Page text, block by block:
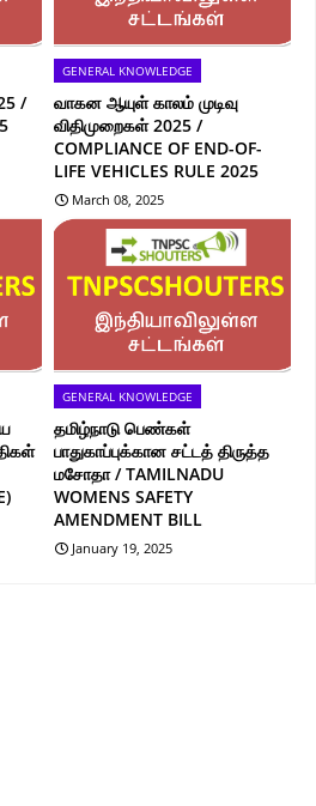
/
GENERAL KNOWLEDGE
வாகன ஆயுள் காலம் முடிவு
விதிமுறைகள் 2025 /
COMPLIANCE OF END-OF-
LIFE VEHICLES RULE 2025
March 08, 2025
GENERAL KNOWLEDGE
தமிழ்நாடு பெண்கள்
பாதுகாப்புக்கான சட்டத் திருத்த
மசோதா / TAMILNADU
WOMENS SAFETY
AMENDMENT BILL
January 19, 2025